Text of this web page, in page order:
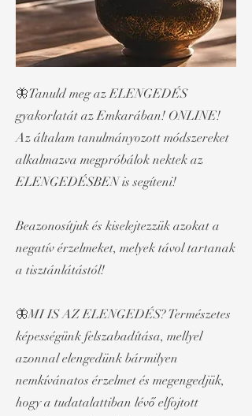
🦋Tanuld meg az ELENGEDÉS
gyakorlatát az Emkarában! ONLINE!
Az általam tanulmányozott módszereket
alkalmazva megpróbálok nektek az
ELENGEDÉSBEN is segíteni!
Beazonosítjuk és kiselejtezzük azokat a
negatív érzelmeket, melyek távol tartanak
a tisztánlátástól!
🦋MI IS AZ ELENGEDÉS? Természetes
képességünk felszabadítása, mellyel
azonnal elengedünk bármilyen
nemkívánatos érzelmet és megengedjük,
hogy a tudatalattiban lévő elfojtott